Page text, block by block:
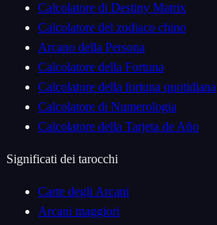
Calcolatore di Destiny Matrix
Calcolatore del zodiaco chino
Arcano della Persona
Calcolatore della Fortuna
Calcolatore della fortuna quotidiana
Calcolatore di Numerologia
Calcolatore della Tarjeta de Año
Significati dei tarocchi
Carte degli Arcani
Arcani maggiori